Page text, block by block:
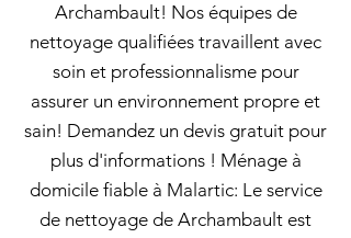
Archambault! Nos équipes de
nettoyage qualifiées travaillent avec
soin et professionnalisme pour
assurer un environnement propre et
sain! Demandez un devis gratuit pour
plus d'informations ! Ménage à
domicile fiable à Malartic: Le service
de nettoyage de Archambault est